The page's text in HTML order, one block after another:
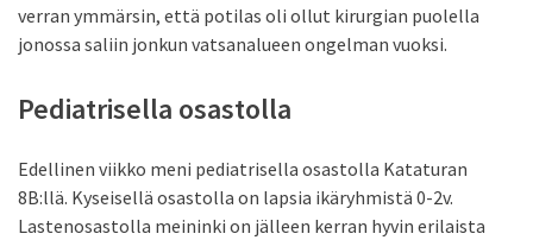
verran ymmärsin, että potilas oli ollut kirurgian puolella
jonossa saliin jonkun vatsanalueen ongelman vuoksi.
Pediatrisella osastolla
Edellinen viikko meni pediatrisella osastolla Kataturan
8B:llä. Kyseisellä osastolla on lapsia ikäryhmistä 0-2v.
Lastenosastolla meininki on jälleen kerran hyvin erilaista